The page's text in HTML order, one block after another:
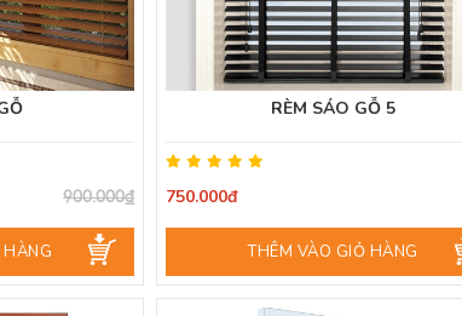
900.000₫
HÀNG
RÈM SÁO GỖ 5
750.000đ
THÊM VÀO GIỎ HÀNG